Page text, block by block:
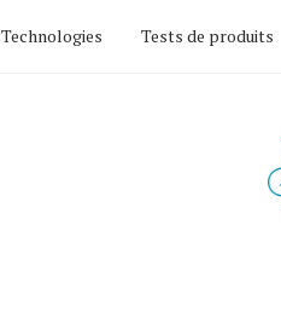
Technologies Tests de produits